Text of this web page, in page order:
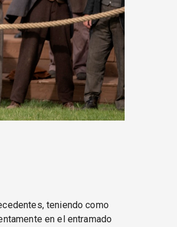
teniendo como
en el entramado